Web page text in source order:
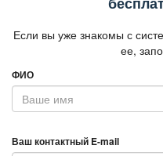
Если вы уже знакомы с
ее,
ФИО
аш контактный E-mail